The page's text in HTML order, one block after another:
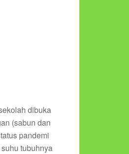
dibuka
(sabun dan
pandemi
tubuhnya